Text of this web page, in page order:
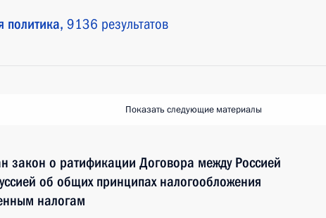
политика, 9136 результатов
Показать следующие материалы
закон о ратификации Договора между Россией
об общих принципах налогообложения
налогам